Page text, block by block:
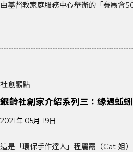
由基督教家庭服務中心舉辦的「賽馬會
社創觀點
銀齡社創家介紹系列三：緣遇蚯
2021年 05月 19日
這是「環保手作達人」程麗霞（Cat 姐）的創業故事。 環保創業得獎者 程